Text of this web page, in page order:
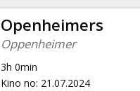
Openheimers
Oppenheimer
3h 0min
Kino no: 21.07.2024